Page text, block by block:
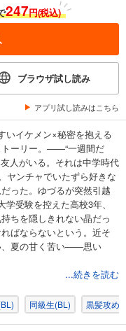
247円(税込)
ブラウザ試し読み
アプリ試し読みはこちら
いイケメン×秘密を抱える
トーリー。――“一週間だ
人がいる。それは中学時代
ヤンチャでいたずら好きな
った。ゆづるが突然引越
受験を控えた高校3年、
ちを隠しきれない晶だっ
ばならないという。近そ
、夏の甘く苦い――思い
...続きを読む
同級生(BL) 黒髪攻め